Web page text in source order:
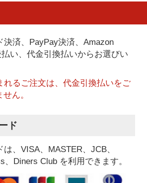
決済、PayPay決済、Amazon
い、代金引換払いからお選びい
るご注文は、代金引換払いをご
ん。
ド
、VISA、MASTER、JCB、
、Diners Club を利用できます。